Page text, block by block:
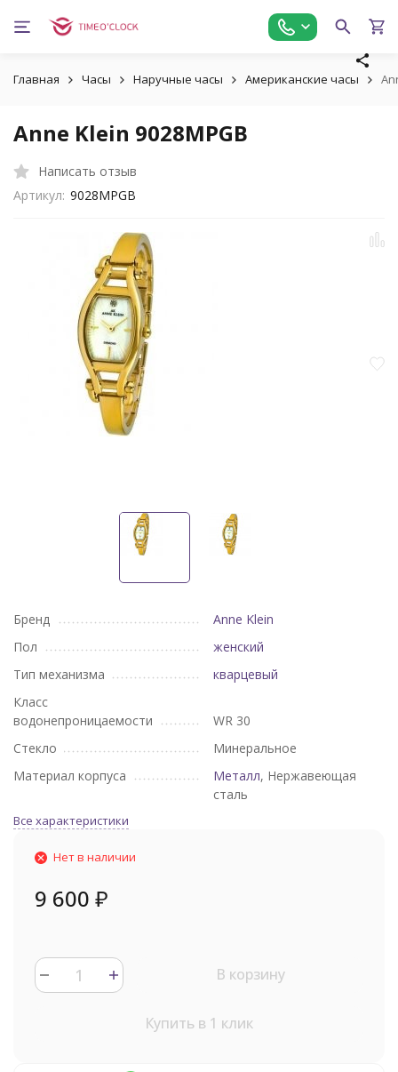
Главная Часы Наручные часы Американские часы
Anne Klein 9028MPGB
Написать отзыв
Артикул: 9028MPGB
Бренд
Anne Klein
Пол
женский
Тип механизма
кварцевый
Класс
водонепроницаемости
WR 30
Стекло
Минеральное
Материал корпуса
Металл, Нержавеющая
сталь
Все характеристики
Нет в наличии
9 600 ₽
В корзину
Купить в 1 клик